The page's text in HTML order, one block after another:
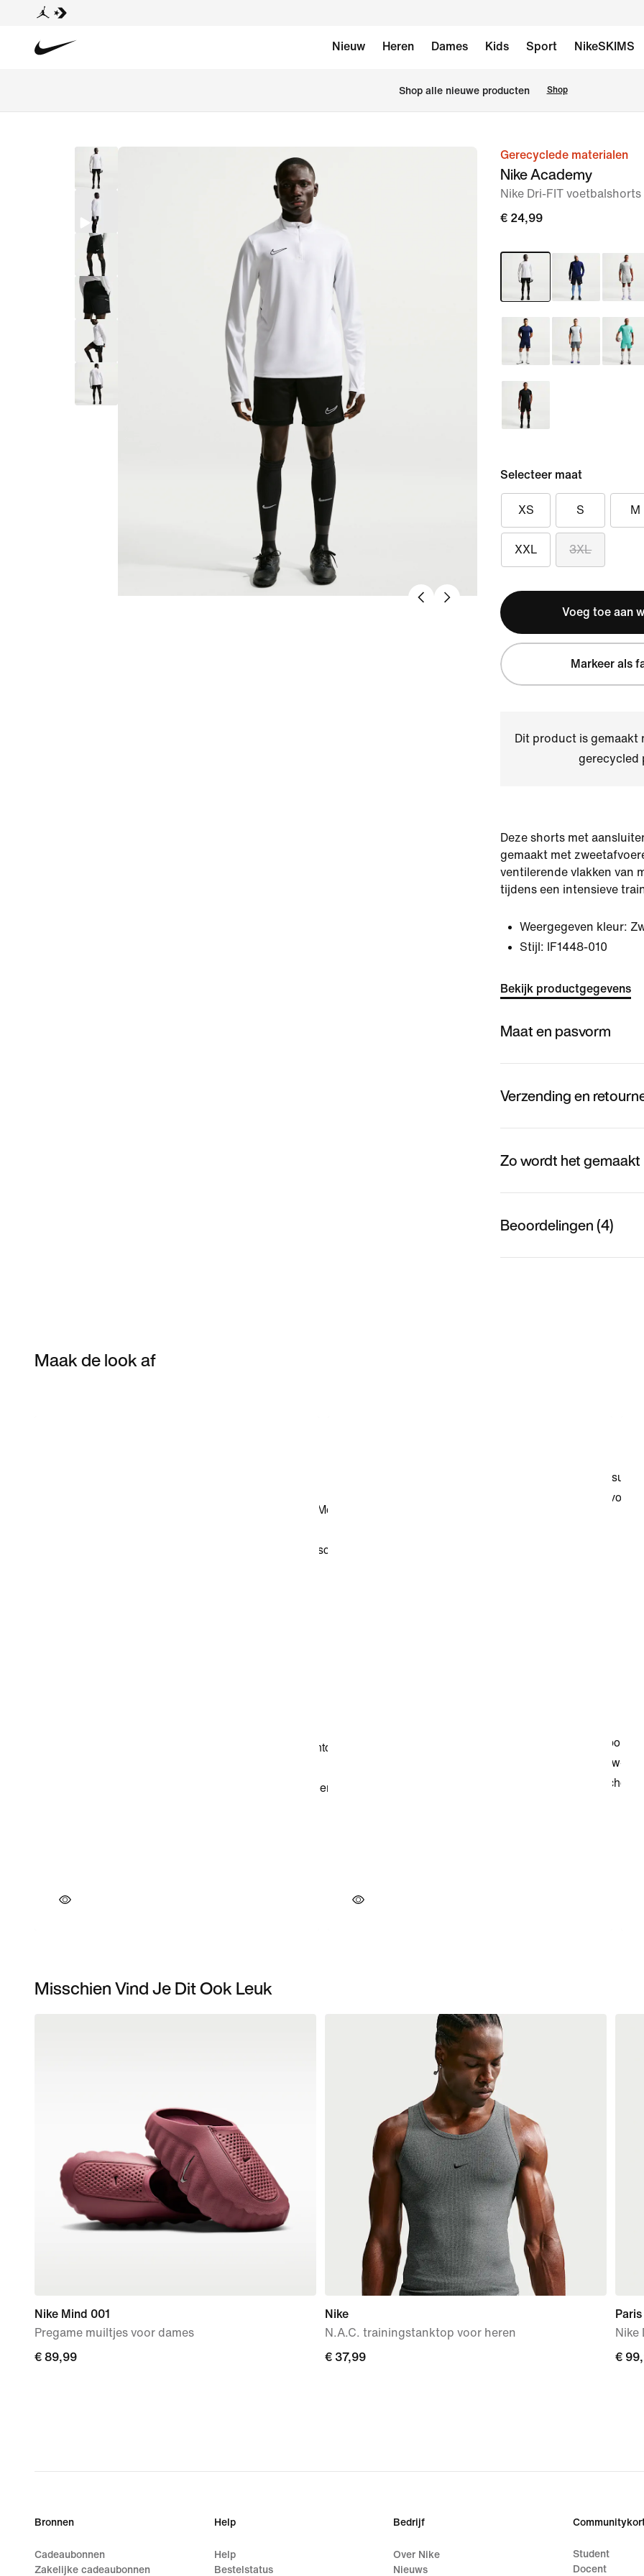
Nieuw Heren Dames Kids Sport NikeSKIMS
Shop alle nieuwe producten Shop
afbeelding
Gerecyclede materialen
Nike Academy
Nike Dri-FIT
€ 24,99
Selecteer maat
XS S M
XXL 3XL
Voeg toe aan
Markeer als
Dit product is gemaakt
gerecycled
Deze shorts met
gemaakt met
ventilerende vlakken van
tijdens een intensieve
Weergegeven kleur:
Stijl:
IF1448-010
Bekijk productgegevens
Maat en pasvorm
Verzending en
Zo wordt het gemaakt
Beoordelingen (4)
Maak de look af
Misschien Vind Je Dit Ook Leuk
Nike Mind 001
Pregame muiltjes voor dames
€ 89,99
€ 89,99
Nike
N.A.C. trainingstanktop voor heren
€ 37,99
€ 37,99
Nike
€
€
Bronnen
Cadeaubonnen
Zakelijke cadeaubonnen
Help
Help
Bestelstatus
Bedrijf
Over Nike
Nieuws
Student
Docent